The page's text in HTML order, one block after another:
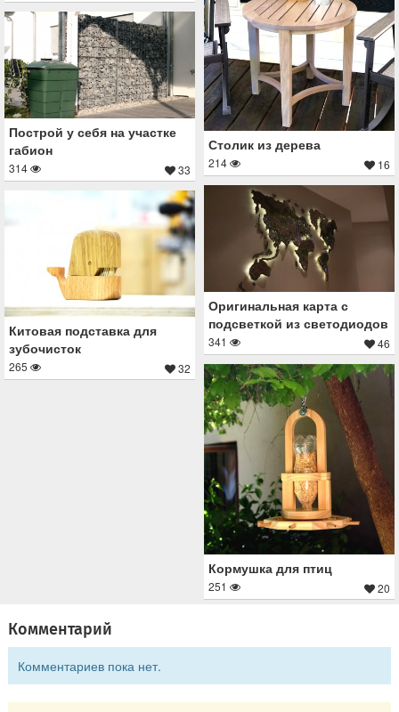
Столик из дерева
214 16
Построй у себя на участке
габион
314 33
Оригинальная карта с
подсветкой из светодиодов
341 46
Китовая подставка для
зубочисток
265 32
Кормушка для птиц
251 20
Комментарий
Комментариев пока нет.